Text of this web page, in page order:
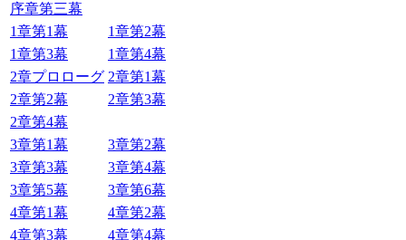
序章第三幕
1章第1幕
1章第2幕
1章第3幕
1章第4幕
2章プロローグ 2章第1幕
2章第2幕
2章第3幕
2章第4幕
3章第1幕
3章第2幕
3章第3幕
3章第4幕
3章第5幕
3章第6幕
4章第1幕
4章第2幕
4章第3幕
4章第4幕